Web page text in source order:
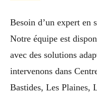
Besoin d’un expert en
Notre équipe est
avec des solutions
intervenons dans
Bastides, Les Plaines,